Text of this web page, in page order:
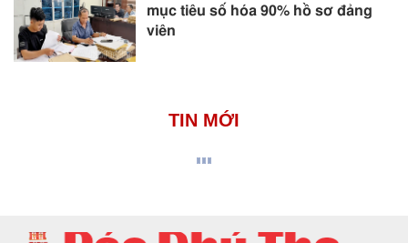
mục tiêu số hóa 90% hồ sơ đảng
viên
TIN MỚI